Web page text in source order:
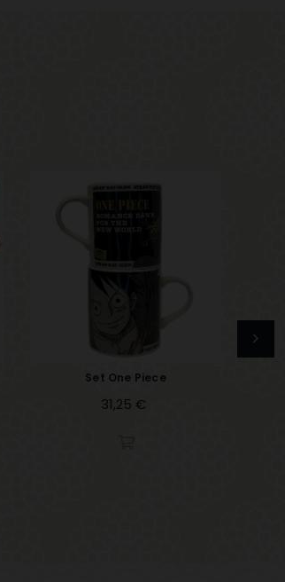
Set One Piece
Precio
31,25 €